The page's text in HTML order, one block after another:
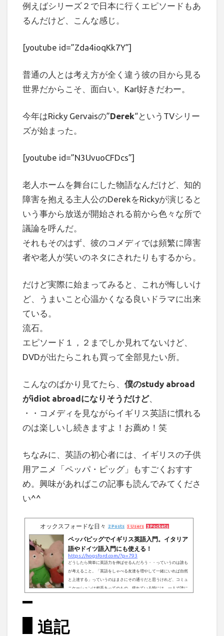
例えばシリーズ２で日本に行くエピソードもあ
るんだけど、こんな感じ。
[youtube id=”Zda4ioqKk7Y”]
普通の人とは考え方が全く違う彼の目から見る
世界だからこそ、面白い。Karl好きだわー。
今年はRicky Gervaisの”Derek“というTVシリー
ズが始まった。
[youtube id=”N3UvuoCFDcs”]
老人ホームを舞台にした物語なんだけど、知的
障害を抱える主人公のDerekをRickyが演じると
いう事から放送が開始される前から色々な所で
議論を呼んだ。
それもそのはず、彼のコメディでは頻繁に障害
者や老人が笑いのネタにされたりもするから。
だけど実際に始まってみると、これが悔しいけ
ど、うまいこと心温かくなる良いドラマに出来
ている。
流石。
エピソード１，２までしか見れてないけど、
DVDが出たらこれも買って全部見たい所。
こんなのばかり見てたら、 僕のstudy abroad
がidiot abroadになりそうだけど、
・・コメディを見ながらイギリス英語に慣れる
のは楽しいし続きますよ！お薦め！笑
ちなみに、英語の初心者には、イギリスの子供
用アニメ「ペッパ・ピッグ」もすごくおすす
め。興味があればこの記事も読んでみてくださ
い^^
オックスフォードな日々 2 Posts 5 Users 3 Pockets
ペッパピッグでイギリス英語入門。イタリア
語やドイツ語入門にも使える！
https://hogsford.com/?p=793
どうしたら簡単に英語力を伸ばせるんだろう・・っていうのは誰も
が考えること。「英語をしゃべる友達を増やして一緒にいれば自然
と上達する」っていうのはまさにその通りだと思うけれど、コミュ
ニケーションは相手あってのもの。疲れている時には、一人で誰に
ルで、当時ハマっ...
追記